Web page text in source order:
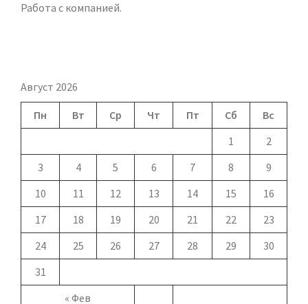
Работа с компанией.
Август 2026
Пн Вт Ср Чт Пт Сб Вс
« Фев
1
2
3
4 5 6 7 8
9
10
11 12 13 14 15
16
17
18 19 20 21 22
23
24
25 26 27 28 29
30
31